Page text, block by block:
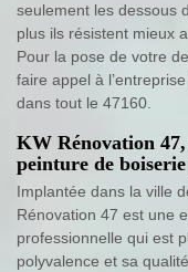
seulement les dessous
plus ils résistent mieux
Pour la pose de votre
faire appel à
dans tout le 47160.
KW Rénovation
peinture de
Implantée dans la ville
Rénovation 47 est une
professionnelle qui est
polyvalence et sa